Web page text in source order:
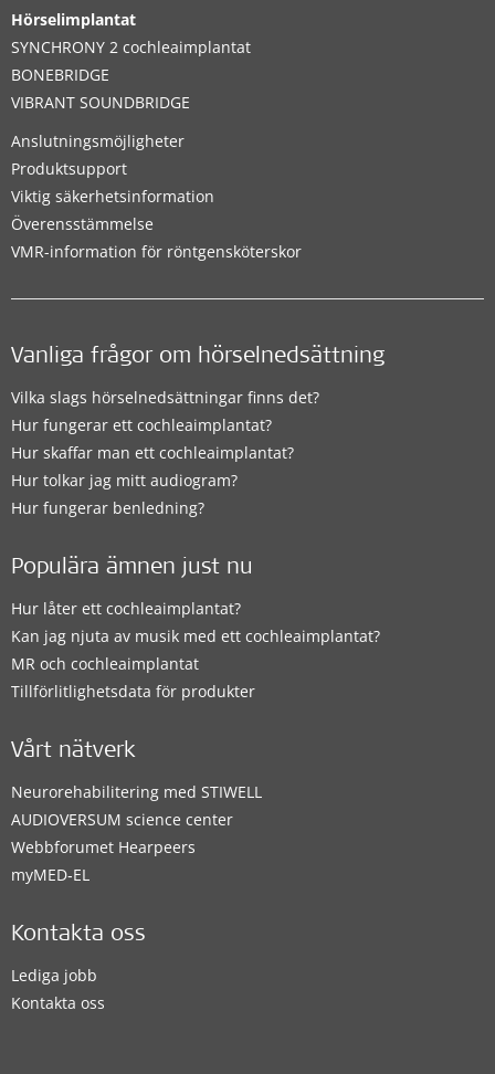
Hörselimplantat
SYNCHRONY 2 cochleaimplantat
BONEBRIDGE
VIBRANT SOUNDBRIDGE
Anslutningsmöjligheter
Produktsupport
Viktig säkerhetsinformation
Överensstämmelse
VMR-information för röntgensköterskor
Vanliga frågor om hörselnedsättning
Vilka slags hörselnedsättningar finns det?
Hur fungerar ett cochleaimplantat?
Hur skaffar man ett cochleaimplantat?
Hur tolkar jag mitt audiogram?
Hur fungerar benledning?
Populära ämnen just nu
Hur låter ett cochleaimplantat?
Kan jag njuta av musik med ett cochleaimplantat?
MR och cochleaimplantat
Tillförlitlighetsdata för produkter
Vårt nätverk
Neurorehabilitering med STIWELL
AUDIOVERSUM science center
Webbforumet Hearpeers
myMED‑EL
Kontakta oss
Lediga jobb
Kontakta oss